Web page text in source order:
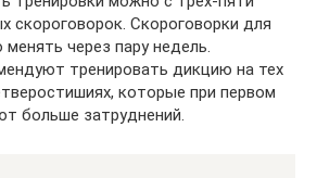
скороговорок. Скороговорки для
через пару недель.
тренировать дикцию на тех
которые при первом
больше затруднений.